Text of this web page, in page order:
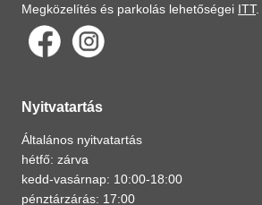
Megközelítés és parkolás lehetőségei ITT.
Nyitvatartás
Általános nyitvatartás
hétfő: zárva
kedd-vasárnap: 10:00-18:00
pénztárzárás: 17:00